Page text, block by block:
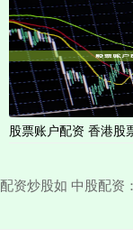
股票账户配资 香港股
配资炒股如 中股配资